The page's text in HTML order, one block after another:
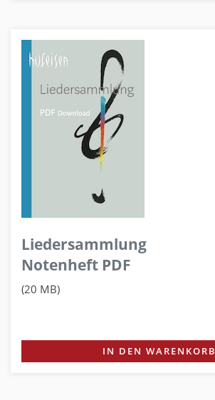
Liedersammlung
Notenheft PDF
(20 MB)
IN DEN WARENKORB